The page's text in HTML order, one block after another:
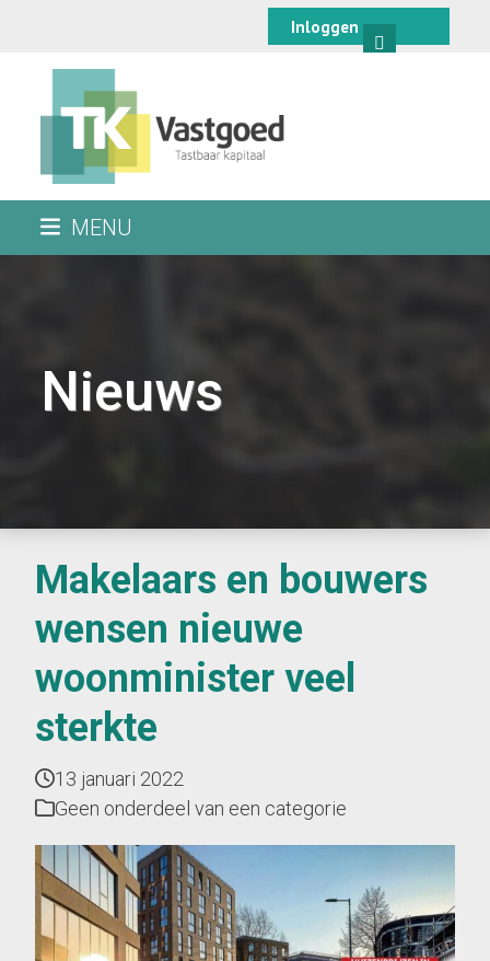
content
Inloggen
MENU
Nieuws
Makelaars en bouwers
wensen nieuwe
woonminister veel
sterkte
13 januari 2022
Geen onderdeel van een categorie